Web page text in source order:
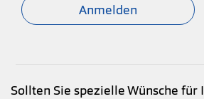
Anmelden
Sollten Sie spezielle Wünsche für